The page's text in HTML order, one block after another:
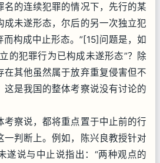
名的连续犯罪的情况下，先行的某
成未遂形态，尔后的另一次独立犯
构成中止形态。”[15]问题是，如
的犯罪行为已构成未遂形态”？除
在其他虽然属于放弃重复侵害但不
这是我国的整体考察说没有讨论的
察说，都将重点置于中止前的行
一判断上。例如，陈兴良教授针对
遂说与中止说指出：“两种观点的